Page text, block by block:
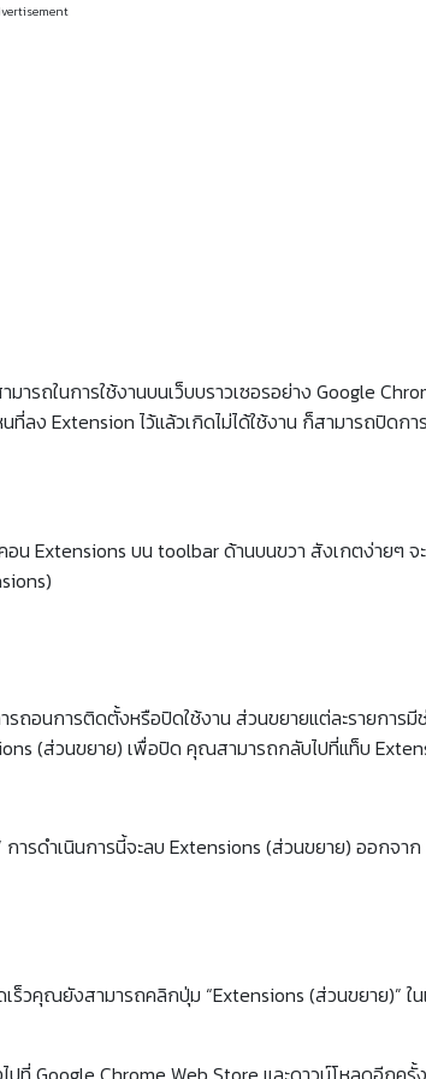
ถในการใช้งานบนเว็บบราวเซอรอย่าง Google
ง Extension ไว้แล้วเกิดไม่ได้ใช้งาน ก็สามารถปิดก
อน Extensions บน toolbar ด้านบนขวา สังเกตง่ายๆ
รถอนการติดตั้งหรือปิดใช้งาน ส่วนขยายแต่ละรายการ
(ส่วนขยาย) เพื่อปิด คุณสามารถกลับไปที่แท็บ
การดำเนินการนี้จะลบ Extensions (ส่วนขยาย) ออกจา
ร็วคุณยังสามารถคลิกปุ่ม “Extensions (ส่วนขยาย)” ใ